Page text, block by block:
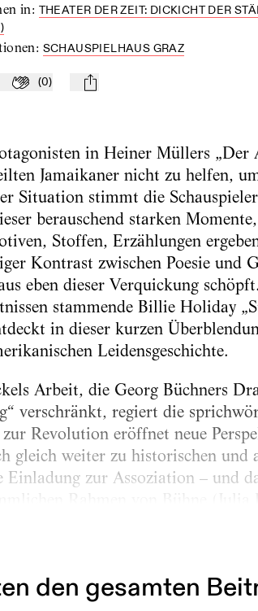
in: THEATER DER ZEIT: DICKICHT DER
: SCHAUSPIELHAUS GRAZ
TdZ hinzufügen
Applaudieren
(0) mail
in Heiner Müllers „Der
Jamaikaner nicht zu helfen,
Situation stimmt die
berauschend starken
Stoffen, Erzählungen
Kontrast zwischen Poesie und
eben dieser Verquickung
stammende Billie Holiday
in dieser kurzen
Leidensgeschichte.
Arbeit, die Georg Büchners
verschränkt, regiert die
Revolution eröffnet neue
gleich weiter zu historischen und
Einladung zur Assoziation – und
den gesamten